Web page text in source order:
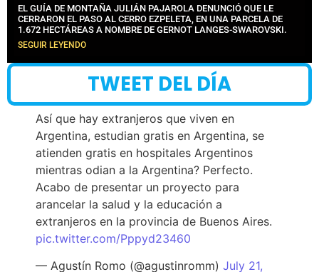
EL GUÍA DE MONTAÑA JULIÁN PAJAROLA DENUNCIÓ QUE LE
CERRARON EL PASO AL CERRO EZPELETA, EN UNA PARCELA DE
1.672 HECTÁREAS A NOMBRE DE GERNOT LANGES-SWAROVSKI.
SEGUIR LEYENDO
TWEET DEL DÍA
Así que hay extranjeros que viven en
Argentina, estudian gratis en Argentina, se
atienden gratis en hospitales Argentinos
mientras odian a la Argentina? Perfecto.
Acabo de presentar un proyecto para
arancelar la salud y la educación a
extranjeros en la provincia de Buenos Aires.
pic.twitter.com/Pppyd23460
— Agustín Romo (@agustinromm) July 21,